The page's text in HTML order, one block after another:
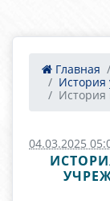
Главная
История
История
04.03.2025